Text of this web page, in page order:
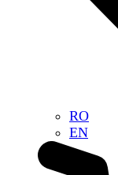
RO
EN